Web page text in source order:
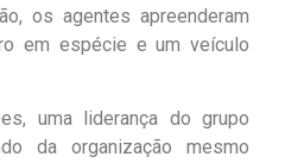
os agentes apreenderam
em espécie e um veículo
uma liderança do grupo
da organização mesmo